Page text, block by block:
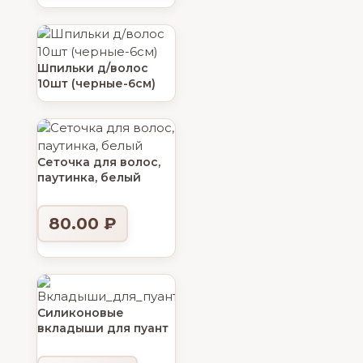
Шпильки д/волос
10шт (черные-6см)
Сеточка для волос,
паутинка, белый
80.00 ₽
Силиконовые
вкладыши для пуант